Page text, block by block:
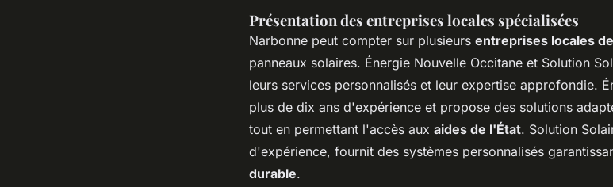
Présentation des entreprises locales spécialisées
Narbonne peut compter sur plusieurs entreprises locales
panneaux solaires. Énergie Nouvelle Occitane et Solution
leurs services personnalisés et leur expertise approfondie.
plus de dix ans d'expérience et propose des solutions
tout en permettant l'accès aux aides de l'État. Solution
d'expérience, fournit des systèmes personnalisés
durable.